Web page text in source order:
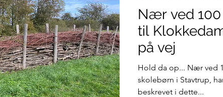
Nær ved
til
på vej
Hold da op... Nær ved
skolebørn i Stavtrup,
beskrevet i dette...